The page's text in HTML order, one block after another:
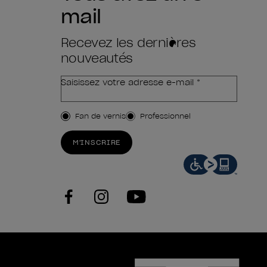
mail
Recevez les dernières
nouveautés
Saisissez votre adresse e-mail *
Type de client
Fan de vernis Professionnel
M'INSCRIRE